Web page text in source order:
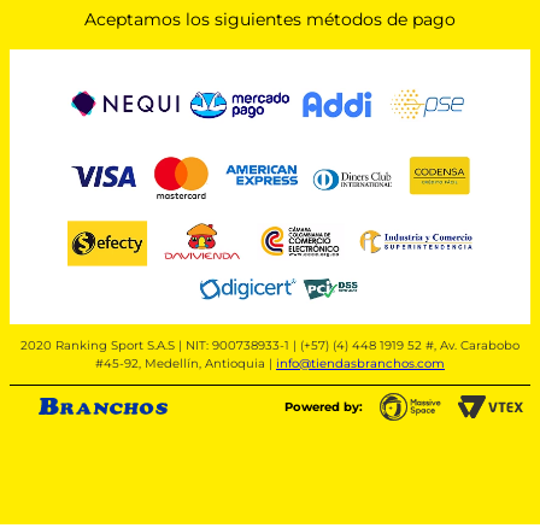
Aceptamos los siguientes métodos de pago
2020 Ranking Sport S.A.S | NIT: 900738933-1 | (+57) (4) 448 1919 52 #, Av. Carabobo
#45-92, Medellín, Antioquia | info@tiendasbranchos.com
Powered by: